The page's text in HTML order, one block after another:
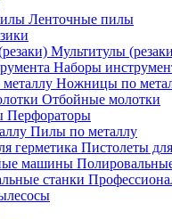
Ленточные пилы
Мультитулы
Наборы
Ножницы по
Отбойные молотки
Перфораторы
Пилы по металлу
Пистолеты